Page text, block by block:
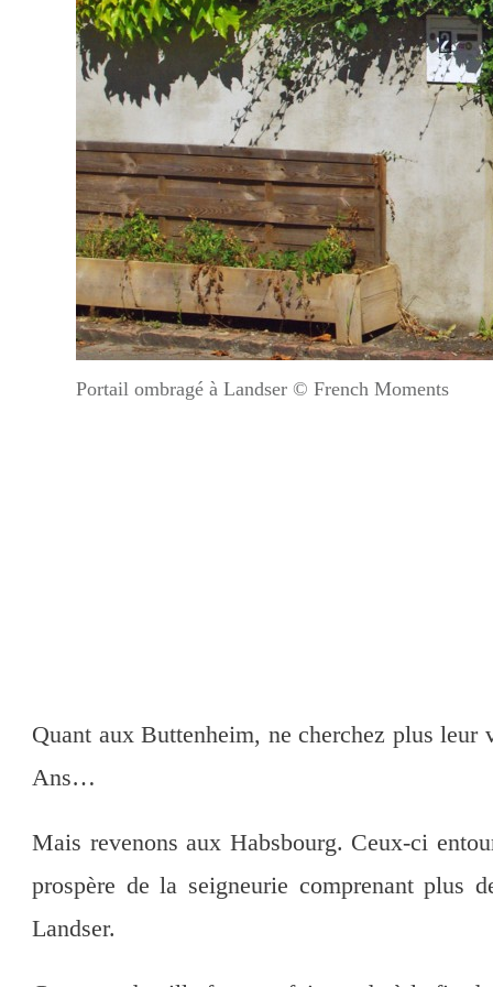
Portail ombragé à Landser © French Moments
Quant aux Buttenheim, ne cherchez plus
Ans…
Mais revenons aux Habsbourg. Ceux-ci
prospère de la seigneurie comprenant plus
Landser.